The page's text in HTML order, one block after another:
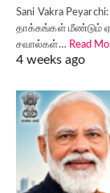
Sani Vakra
தாக்கங்கள் மீண்டும்
சவால்கள்… Read
4 weeks ago